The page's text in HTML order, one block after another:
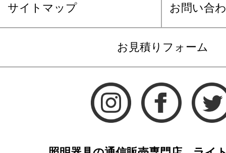
サイトマップ お問い合
お見積りフォーム